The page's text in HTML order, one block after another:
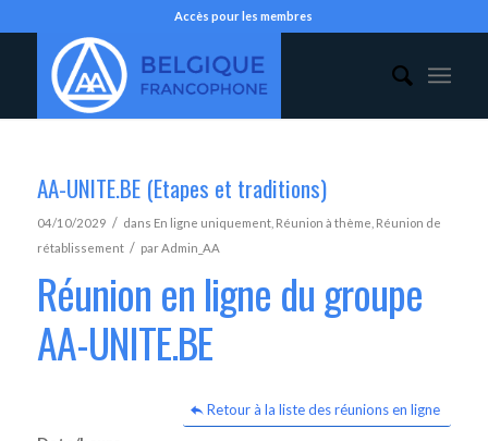
Accès pour les membres
AA-UNITE.BE (Etapes et traditions)
04/10/2029 / dans En ligne uniquement, Réunion à thème Réunion de
rétablissement / parAdmin_AA
Réunion en ligne du groupe
AA-UNITE.BE
Retour à la liste des réunions en ligne